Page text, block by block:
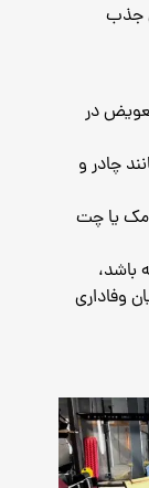
جذب
در
چادر و
یا چت
باشد،
وفاداری